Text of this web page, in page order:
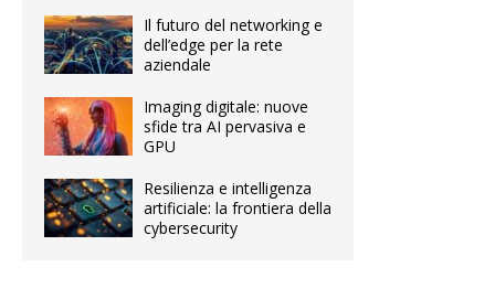
Il futuro del networking e
dell’edge per la rete
aziendale
Imaging digitale: nuove
sfide tra AI pervasiva e
GPU
Resilienza e intelligenza
artificiale: la frontiera della
cybersecurity